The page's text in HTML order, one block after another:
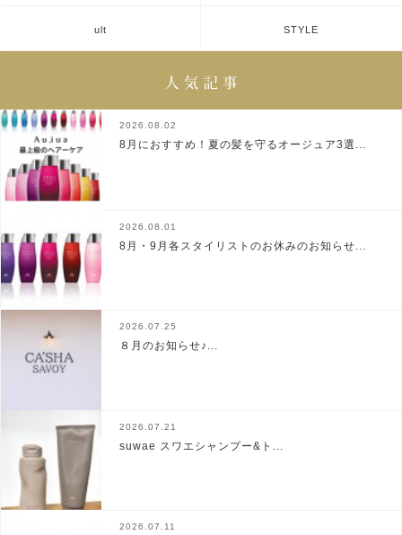
ult STYLE
2026.08.02
8月におすすめ！夏の髪を守るオージュア3選...
2026.08.01
8月・9月各スタイリストのお休みのお知らせ...
2026.07.25
８月のお知らせ♪...
2026.07.21
suwae スワエシャンプー&ト...
2026.07.11